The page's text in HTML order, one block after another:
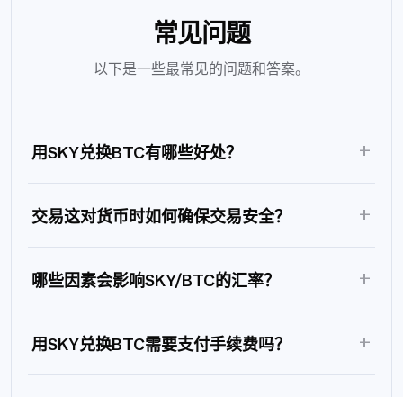
常见问题
以下是一些最常见的问题和答案。
用SKY兑换BTC有哪些好处？ +
交易这对货币时如何确保交易安全？ +
哪些因素会影响SKY/BTC的汇率？ +
用SKY兑换BTC需要支付手续费吗？ +